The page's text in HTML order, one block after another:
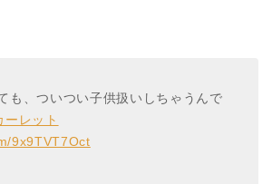
も、ついつい子供扱いしちゃうんで
ーレット
9x9TVT7Oct